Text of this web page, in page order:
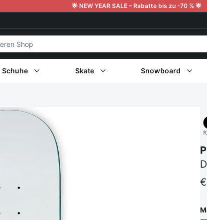
🌟 NEW YEAR SALE – Rabatte bis zu -70 % 🌟
Schuhe Skate Snowboard